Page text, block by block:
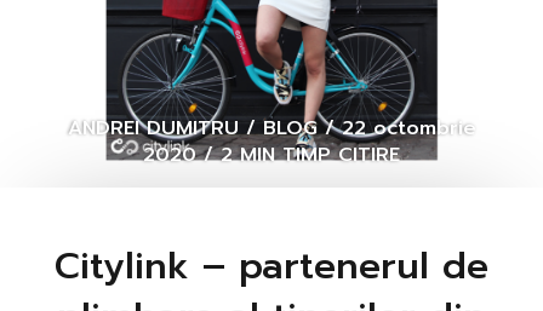
ANDREI DUMITRU/BLOG/22 octombrie
2020/2 MIN TIMP CITIRE
Citylink – partenerul de